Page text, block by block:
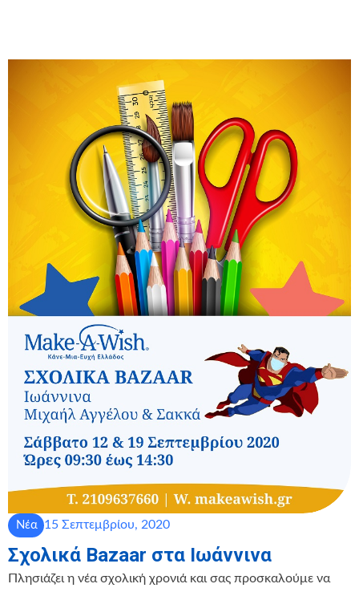
Νέα 15 Σεπτεμβρίου, 2020
Σχολικά Bazaar στα Ιωάννινα
Πλησιάζει η νέα σχολική χρονιά και σας προσκαλούμε να